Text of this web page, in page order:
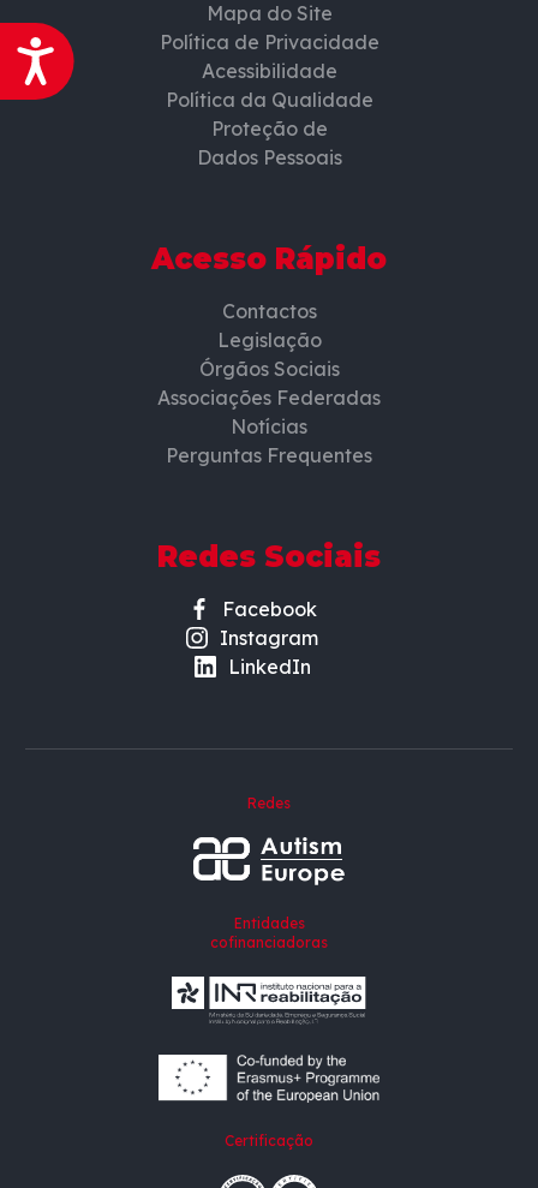
Acessibilidade
Mapa do Site
Política de Privacidade
Acessibilidade
Política da Qualidade
Proteção de
Dados Pessoais
Acesso Rápido
Contactos
Legislação
Órgãos Sociais
Associações Federadas
Notícias
Perguntas Frequentes
Redes Sociais
Facebook
Instagram
LinkedIn
Redes
Entidades
cofinanciadoras
Certificação